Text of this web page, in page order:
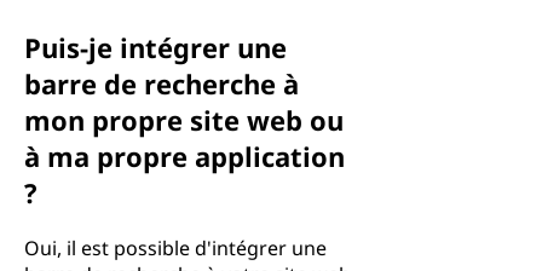
Puis-je intégrer une
barre de recherche à
mon propre site web ou
à ma propre application
?
Oui, il est possible d'intégrer une